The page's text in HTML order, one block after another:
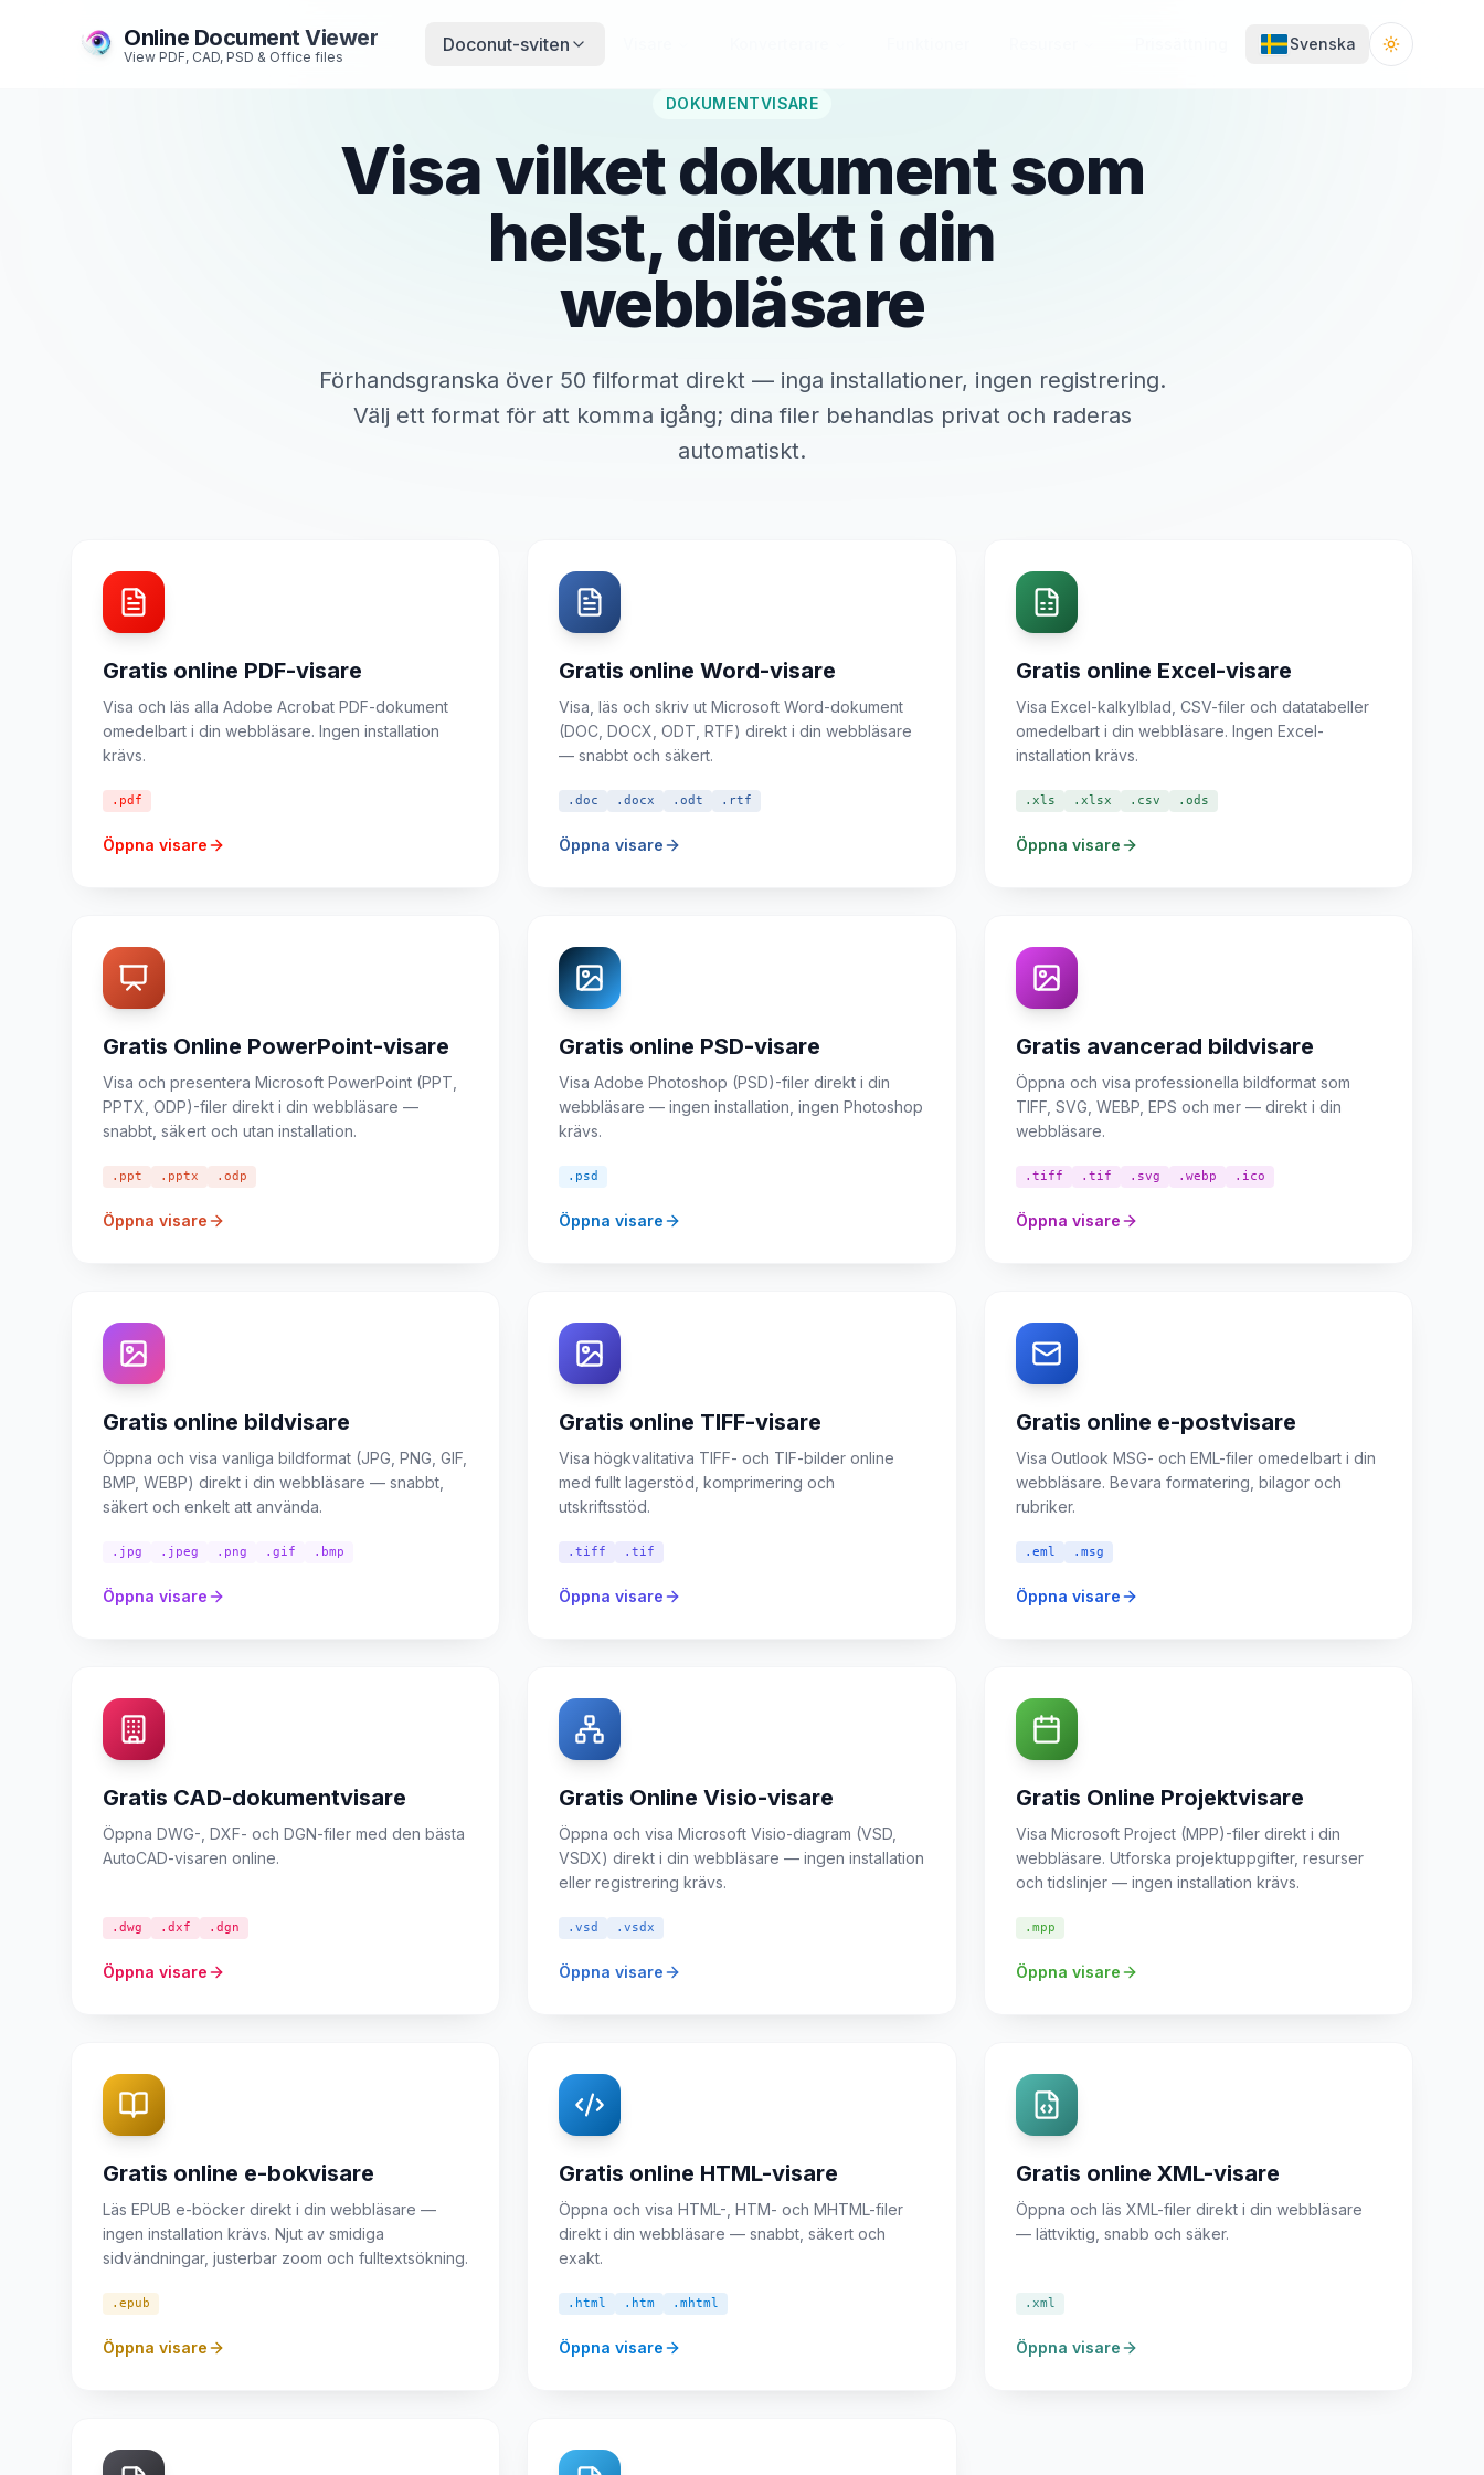
Online Document Viewer
View PDF, CAD, PSD & Office files
Doconut-sviten Svenska Toggle
DOKUMENTVISARE
Visa vilket dokument som
helst, direkt i din
webbläsare
Förhandsgranska över 50 filformat direkt — inga installationer, ingen registrering.
Välj ett format för att komma igång; dina filer behandlas privat och raderas
automatiskt.
Gratis online PDF-visare
Visa och läs alla Adobe Acrobat PDF-dokument
omedelbart i din webbläsare. Ingen installation
krävs.
.pdf
Öppna visare
Gratis online Word-visare
Visa, läs och skriv ut Microsoft Word-dokument
(DOC, DOCX, ODT, RTF) direkt i din webbläsare
— snabbt och säkert.
.doc .docx .odt .rtf
Öppna visare
Gratis online Excel-visare
Visa Excel-kalkylblad, CSV-filer och datatabeller
omedelbart i din webbläsare. Ingen Excel-
installation krävs.
.xls .xlsx .csv .ods
Öppna visare
Gratis Online PowerPoint-visare
Visa och presentera Microsoft PowerPoint (PPT,
PPTX, ODP)-filer direkt i din webbläsare —
snabbt, säkert och utan installation.
.ppt .pptx .odp
Öppna visare
Gratis online PSD-visare
Visa Adobe Photoshop (PSD)-filer direkt i din
webbläsare — ingen installation, ingen Photoshop
krävs.
.psd
Öppna visare
Gratis avancerad bildvisare
Öppna och visa professionella bildformat som
TIFF, SVG, WEBP, EPS och mer — direkt i din
webbläsare.
.tiff .tif .svg .webp .ico
Öppna visare
Gratis online bildvisare
Öppna och visa vanliga bildformat (JPG, PNG, GIF,
BMP, WEBP) direkt i din webbläsare — snabbt,
säkert och enkelt att använda.
.jpg .jpeg .png .gif .bmp
Öppna visare
Gratis online TIFF-visare
Visa högkvalitativa TIFF- och TIF-bilder online
med fullt lagerstöd, komprimering och
utskriftsstöd.
.tiff .tif
Öppna visare
Gratis online e-postvisare
Visa Outlook MSG- och EML-filer omedelbart i din
webbläsare. Bevara formatering, bilagor och
rubriker.
.eml .msg
Öppna visare
Gratis CAD-dokumentvisare
Öppna DWG-, DXF- och DGN-filer med den bästa
AutoCAD-visaren online.
.dwg .dxf .dgn
Öppna visare
Gratis Online Visio-visare
Öppna och visa Microsoft Visio-diagram (VSD,
VSDX) direkt i din webbläsare — ingen installation
eller registrering krävs.
.vsd .vsdx
Öppna visare
Gratis Online Projektvisare
Visa Microsoft Project (MPP)-filer direkt i din
webbläsare. Utforska projektuppgifter, resurser
och tidslinjer — ingen installation krävs.
.mpp
Öppna visare
Gratis online e-bokvisare
Läs EPUB e-böcker direkt i din webbläsare —
ingen installation krävs. Njut av smidiga
sidvändningar, justerbar zoom och fulltextsökning.
.epub
Öppna visare
Gratis online HTML-visare
Öppna och visa HTML-, HTM- och MHTML-filer
direkt i din webbläsare — snabbt, säkert och
exakt.
.html .htm .mhtml
Öppna visare
Gratis online XML-visare
Öppna och läs XML-filer direkt i din webbläsare
— lättviktig, snabb och säker.
.xml
Öppna visare